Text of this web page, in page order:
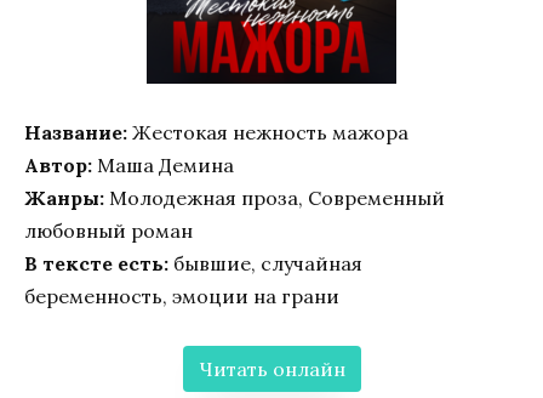
Название: Жестокая нежность мажора
Автор: Маша Демина
Жанры: Молодежная проза, Современный
любовный роман
В тексте есть: бывшие, случайная
беременность, эмоции на грани
Читать онлайн